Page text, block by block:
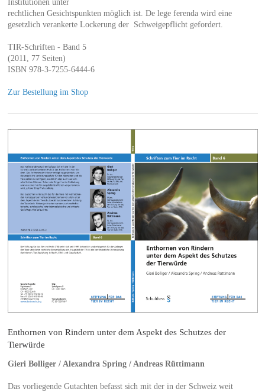
Institutionen unter
rechtlichen Gesichtspunkten möglich ist. De lege ferenda wird eine
gesetzlich verankerte Lockerung der Schweigepflicht gefordert.
TIR-Schriften - Band 5
(2011, 77 Seiten)
ISBN 978-3-7255-6444-6
Zur Bestellung im Shop
Enthornen von Rindern unter dem Aspekt des Schutzes der
Tierwürde
Gieri Bolliger / Alexandra Spring / Andreas Rüttimann
Das vorliegende Gutachten befasst sich mit der in der Schweiz weit